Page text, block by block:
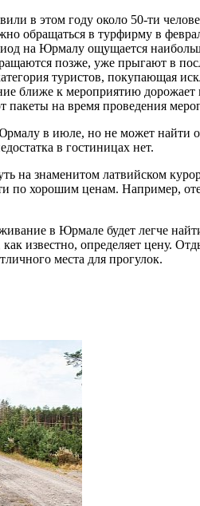
в этом году около 50-ти
обращаться в турфирму в
на Юрмалу ощущается
позже, уже прыгают в
туристов, покупающая
ближе к мероприятию дорожает
пакеты на время проведения
в июле, но не может найти
в гостиницах нет.
на знаменитом латвийском
по хорошим ценам. Например,
в Юрмале будет легче найти
как известно, определяет цену.
места для прогулок.